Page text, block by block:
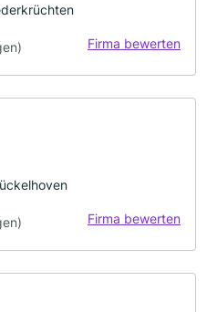
Firma bewerten
Firma bewerten